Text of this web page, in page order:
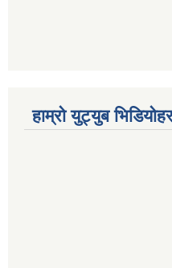
हाम्रो युट्युब